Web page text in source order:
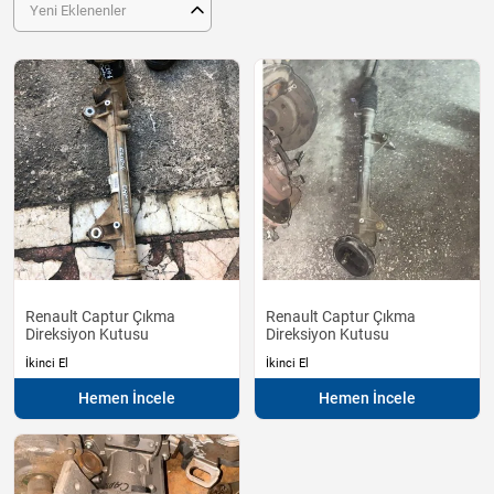
Yeni Eklenenler
Renault Captur Çıkma
Direksiyon Kutusu
İkinci El
Hemen İncele
Renault Captur Çıkma
Direksiyon Kutusu
İkinci El
Hemen İncele